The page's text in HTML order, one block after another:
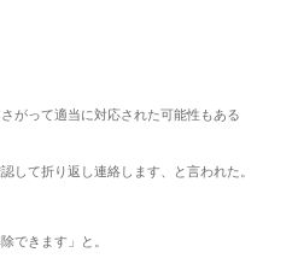
がって適当に対応された可能性もある
して折り返し連絡します、と言われた。
できます」と。